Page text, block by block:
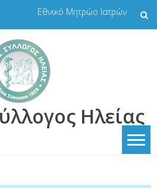
Εθνικό Μητρώο Ιατρών
Ηλείας